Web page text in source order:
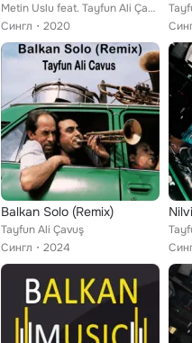
Metin Uslu feat. Tayfun Ali Çavuş
Сингл
2020
Balkan Solo (Remix)
Tayfun Ali Çavuş
Сингл
2024